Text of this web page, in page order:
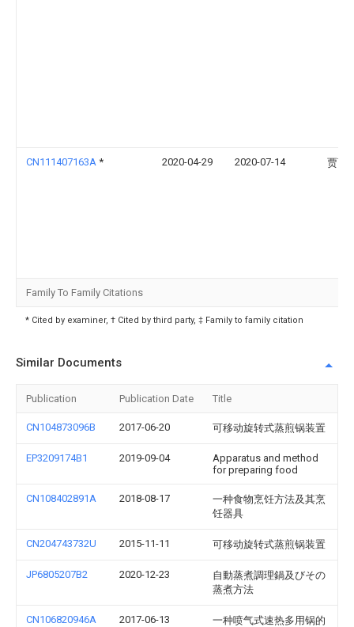
CN111407163A * 2020-04-29 2020-07-14 贾丽
Family To Family Citations
* Cited by examiner, † Cited by third party, ‡ Family to family citation
Similar Documents
Publication Publication Date Title
CN104873096B 2017-06-20 可移动旋转式蒸煎锅装置
EP3209174B1 2019-09-04
Apparatus and method
for preparing food
CN108402891A 2018-08-17
一种食物烹饪方法及其烹
饪器具
CN204743732U 2015-11-11 可移动旋转式蒸煎锅装置
JP6805207B2 2020-12-23
自動蒸煮調理鍋及びその
蒸煮方法
CN106820946A 2017-06-13
一种喷气式速热多用锅的